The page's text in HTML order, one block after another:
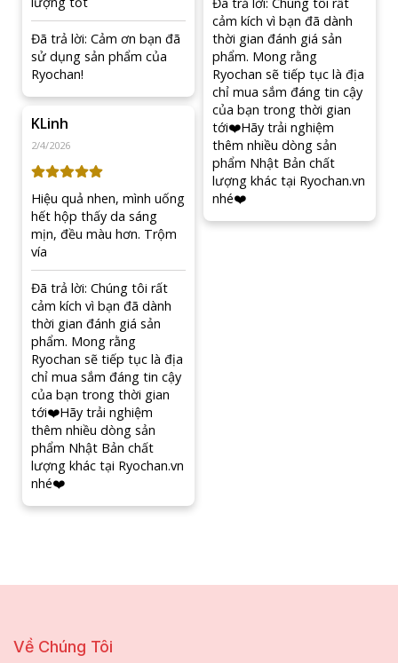
là thuốc và không có tác dụng thay thế thuốc chữa
bệnh.
Không sử dụng vượt quá liều lượng khuyến nghị.
Người đang có bệnh lý hoặc đang sử dụng thuốc,
phụ nữ mang thai hoặc đang cho con bú nên tham
khảo ý kiến chuyên gia trước khi dùng.
Ngưng sử dụng và tham khảo ý kiến chuyên gia nếu
xuất hiện dấu hiệu bất thường.
Viên uống Re Milagroag là giải pháp hỗ trợ thanh lọc và
chăm sóc sức khỏe từ bên trong. Khi bổ sung đều đặn,
viên uống này góp phần giúp cơ thể duy trì sự cân bằng
tự nhiên, cải thiện thể trạng và mang lại cảm giác nhẹ
nhàng, khỏe khoắn hơn mỗi ngày.
*** Nếu quý khách có nhu cầu mua sắm ngoài Website
Ryochan.vnnhư:
Trở thành đại lý phân phối.
Mua hàng sỉ số lượng lớn.
được hỗ trợ.
Về Chúng Tôi